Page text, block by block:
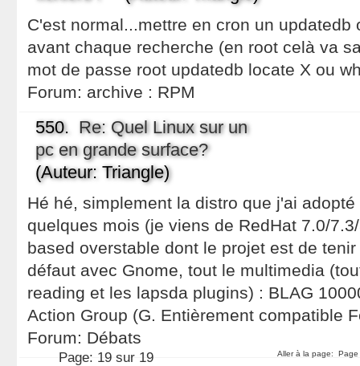
C'est normal...mettre en cron un updatedb
avant chaque recherche (en root celà va
mot de passe root updatedb locate X ou
Forum: archive : RPM
550. Re: Quel Linux sur un
pc en grande surface?
(Auteur: Triangle)
Hé hé, simplement la distro que j'ai
quelques mois (je viens de RedHat 7.0/
based overstable dont le projet est de
défaut avec Gnome, tout le multimedia
reading et les lapsda plugins) : BLAG
Action Group (G. Entièrement compatible
Forum: Débats
Aller à la page:
Page: 19 sur 19